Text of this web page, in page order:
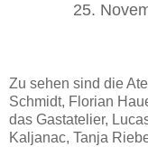
25.
Zu sehen sind die
Schmidt, Florian
das Gastatelier,
Kaljanac, Tanja